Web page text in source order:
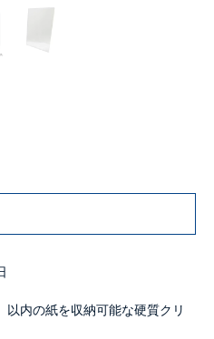
内の紙を収納可能な硬質クリ